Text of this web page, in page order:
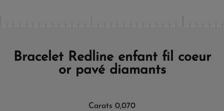
Bracelet Redline enfant fil coeur
or pavé diamants
Carats 0,070